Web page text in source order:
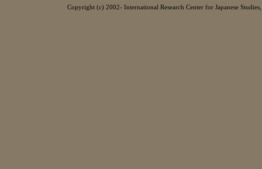
Copyright (c) 2002- International Research Center for Japanese